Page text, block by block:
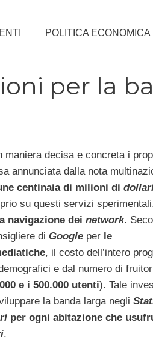
POLITICA ECONOMICA
per la
decisa e concreta i
annunciata dalla nota
centinaia di milioni di
su questi servizi
navigazione dei network.
di Googleper le
, il costo dell’intero
e dal numero di
e i 500.000 utenti). Tale
la banda larga negli
per ogni abitazione che
.